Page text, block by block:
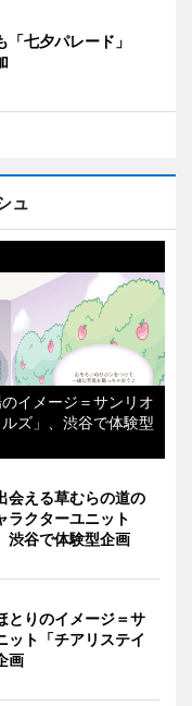
「七夕パレード」
ュ
イメージ＝サンリオ
ズ」、渋谷で体験型
会える草むらの道の
ラクターユニット
渋谷で体験型企画
とりのイメージ＝サ
ット「チアリステイ
画